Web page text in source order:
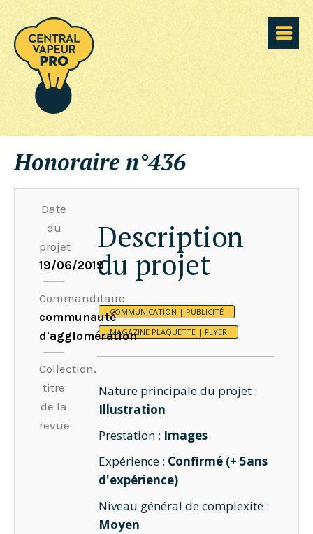
Honoraire n°436
Date
du
projet
19/06/2019
Commanditaire
communauté
d'agglomération
Collection,
titre
de la
revue
Description
du projet
COMMUNICATION | PUBLICITÉ
MAGAZINE PLAQUETTE | FLYER
Nature principale du projet :
Illustration
Prestation : Images
Expérience : Confirmé (+ 5ans
d'expérience)
Niveau général de complexité :
Moyen